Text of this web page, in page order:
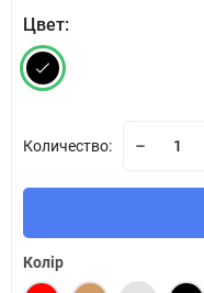
Цвет:
Количество:
Колір